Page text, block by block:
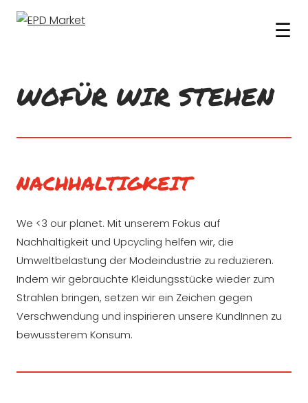
☰
WOFÜR WIR STEHEN
NACHHALTIGKEIT
We <3 our planet. Mit unserem Fokus auf
Nachhaltigkeit und Upcycling helfen wir, die
Umweltbelastung der Modeindustrie zu reduzieren.
Indem wir gebrauchte Kleidungsstücke wieder zum
Strahlen bringen, setzen wir ein Zeichen gegen
Verschwendung und inspirieren unsere KundInnen zu
bewussterem Konsum.